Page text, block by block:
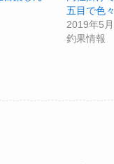
五目で色
2019年5
釣果情報